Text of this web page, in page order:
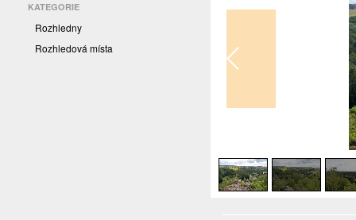
KATEGORIE
Rozhledny
Rozhledová místa